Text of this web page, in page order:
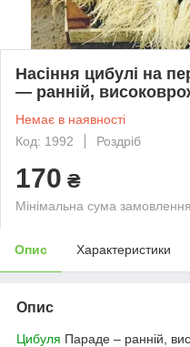
Насіння цибулі на
— ранній,
Немає в наявності
Код: 1992
Роздріб
170 ₴
Мінімальна сума
Опис Характеристики
Опис
Цибуля Параде – ранній,